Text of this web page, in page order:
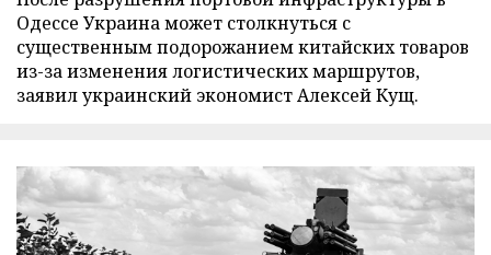
Одессе Украина может столкнуться с
существенным подорожанием китайских товаров
из-за изменения логистических маршрутов,
заявил украинский экономист Алексей Кущ.